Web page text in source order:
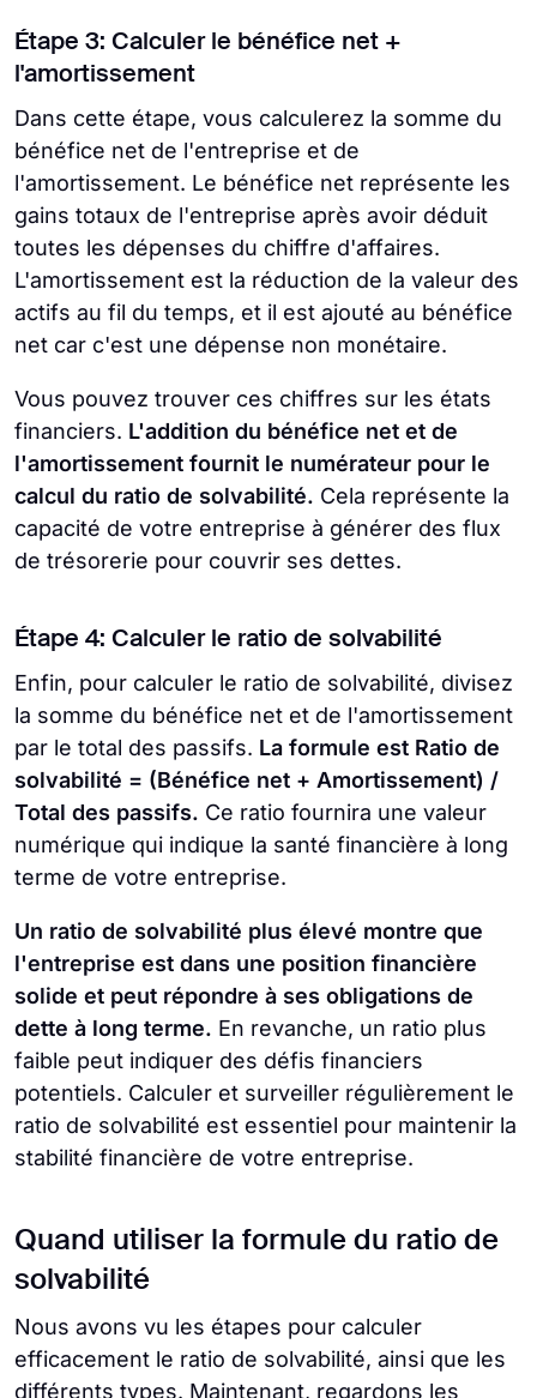
Étape 3: Calculer le bénéfice net +
l'amortissement
Dans cette étape, vous calculerez la somme du
bénéfice net de l'entreprise et de
l'amortissement. Le bénéfice net représente les
gains totaux de l'entreprise après avoir déduit
toutes les dépenses du chiffre d'affaires.
L'amortissement est la réduction de la valeur des
actifs au fil du temps, et il est ajouté au bénéfice
net car c'est une dépense non monétaire.
Vous pouvez trouver ces chiffres sur les états
financiers. L'addition du bénéfice net et de
l'amortissement fournit le numérateur pour le
calcul du ratio de solvabilité. Cela représente la
capacité de votre entreprise à générer des flux
de trésorerie pour couvrir ses dettes.
Étape 4: Calculer le ratio de solvabilité
Enfin, pour calculer le ratio de solvabilité, divisez
la somme du bénéfice net et de l'amortissement
par le total des passifs. La formule est Ratio de
solvabilité = (Bénéfice net + Amortissement) /
Total des passifs. Ce ratio fournira une valeur
numérique qui indique la santé financière à long
terme de votre entreprise.
Un ratio de solvabilité plus élevé montre que
l'entreprise est dans une position financière
solide et peut répondre à ses obligations de
dette à long terme. En revanche, un ratio plus
faible peut indiquer des défis financiers
potentiels. Calculer et surveiller régulièrement le
ratio de solvabilité est essentiel pour maintenir la
stabilité financière de votre entreprise.
Quand utiliser la formule du ratio de
solvabilité
Nous avons vu les étapes pour calculer
efficacement le ratio de solvabilité, ainsi que les
différents types. Maintenant, regardons les